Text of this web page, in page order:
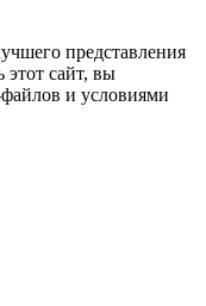
представления
этот сайт, вы
файлов и условиями